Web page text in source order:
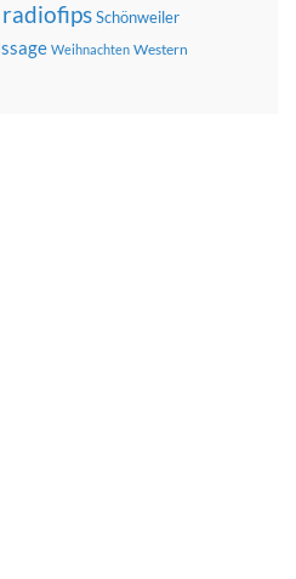
radiofipsSchönweiler
Weihnachten Western